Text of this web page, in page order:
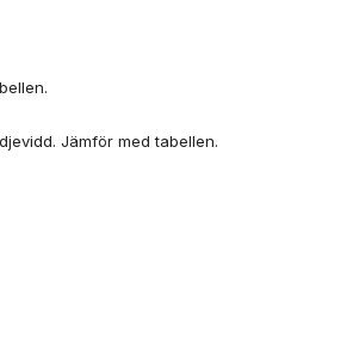
Jämför med tabellen.